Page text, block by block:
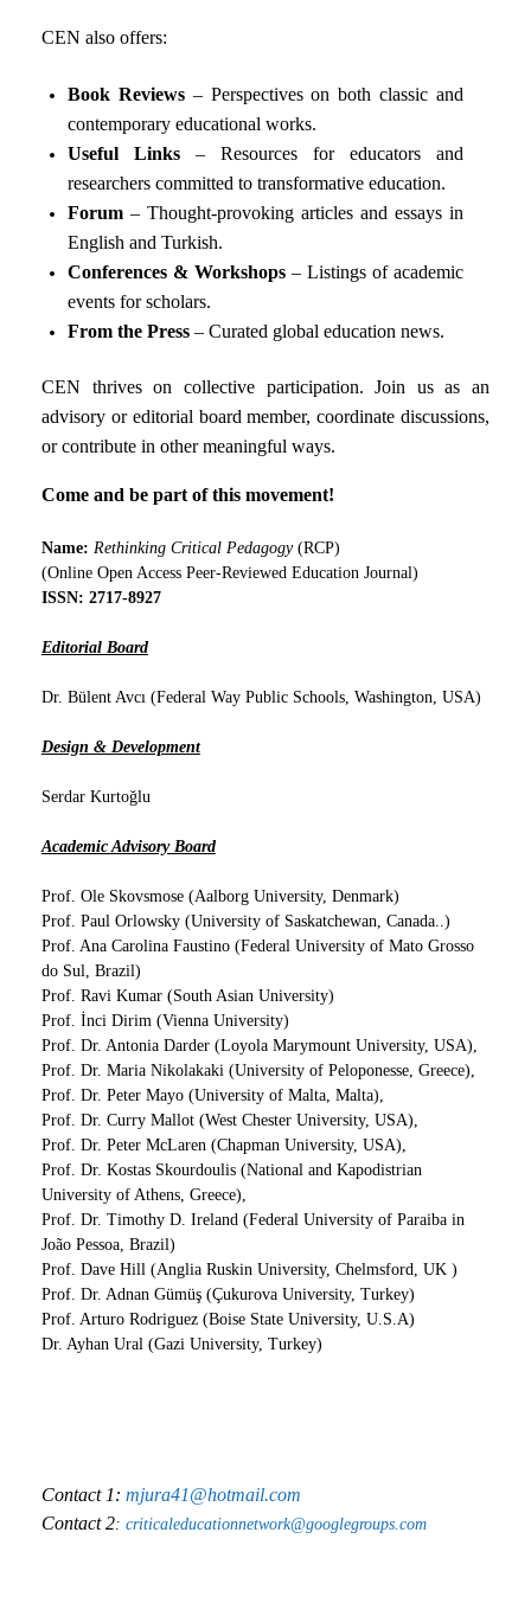
CEN also offers:
Book Reviews – Perspectives on both classic and
contemporary educational works.
Useful Links – Resources for educators and
researchers committed to transformative education.
Forum – Thought-provoking articles and essays in
English and Turkish.
Conferences & Workshops – Listings of academic
events for scholars.
From the Press – Curated global education news.
CEN thrives on collective participation. Join us as an
advisory or editorial board member, coordinate discussions,
or contribute in other meaningful ways.
Come and be part of this movement!
Name: Rethinking Critical Pedagogy(RCP)
(Online Open Access Peer-Reviewed Education Journal)
ISSN: 2717-8927
Editorial Board
Dr. Bülent Avcı (Federal Way Public Schools, Washington, USA)
Design & Development
Serdar Kurtoğlu
Academic Advisory Board
Prof. Ole Skovsmose (Aalborg University, Denmark)
Prof. Paul Orlowsky (University of Saskatchewan, Canada..)
Prof. Ana Carolina Faustino (Federal University of Mato Grosso
do Sul, Brazil)
Prof. Ravi Kumar (South Asian University)
Prof. İnci Dirim (Vienna University)
Prof. Dr. Antonia Darder (Loyola Marymount University, USA),
Prof. Dr. Maria Nikolakaki (University of Peloponesse, Greece),
Prof. Dr. Peter Mayo (University of Malta, Malta),
Prof. Dr. Curry Mallot (West Chester University, USA),
Prof. Dr. Peter McLaren (Chapman University, USA),
Prof. Dr. Kostas Skourdoulis (National and Kapodistrian
University of Athens, Greece),
Prof. Dr. Timothy D. Ireland (Federal University of Paraiba in
João Pessoa, Brazil)
Prof. Dave Hill (Anglia Ruskin University, Chelmsford, UK )
Prof. Dr. Adnan Gümüş (Çukurova University, Turkey)
Prof. Arturo Rodriguez (Boise State University, U.S.A)
Dr. Ayhan Ural (Gazi University, Turkey)
Contact 1: mjura41@hotmail.com
Contact 2: criticaleducationnetwork@googlegroups.com